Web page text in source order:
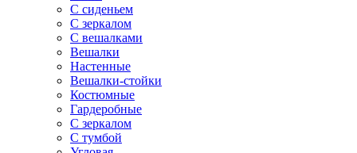
С сиденьем
С зеркалом
С вешалками
Вешалки
Настенные
Вешалки-стойки
Костюмные
Гардеробные
С зеркалом
С тумбой